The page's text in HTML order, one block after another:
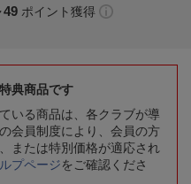
49 ポイント獲得
典商品です
いる商品は、各クラブが導
会員制度により、会員の方
または特別価格が適応され
プページをご確認くださ